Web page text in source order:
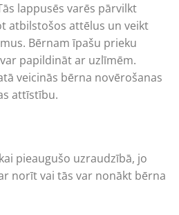
lappusēs varēs pārvilkt
atbilstošos attēlus un veikt
Bērnam īpašu prieku
papildināt ar uzlīmēm.
veicinās bērna novērošanas
attīstību.
pieaugušo uzraudzībā, jo
norīt vai tās var nonākt bērna